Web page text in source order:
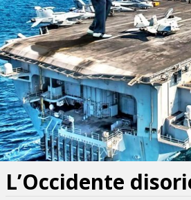
L’Occidente